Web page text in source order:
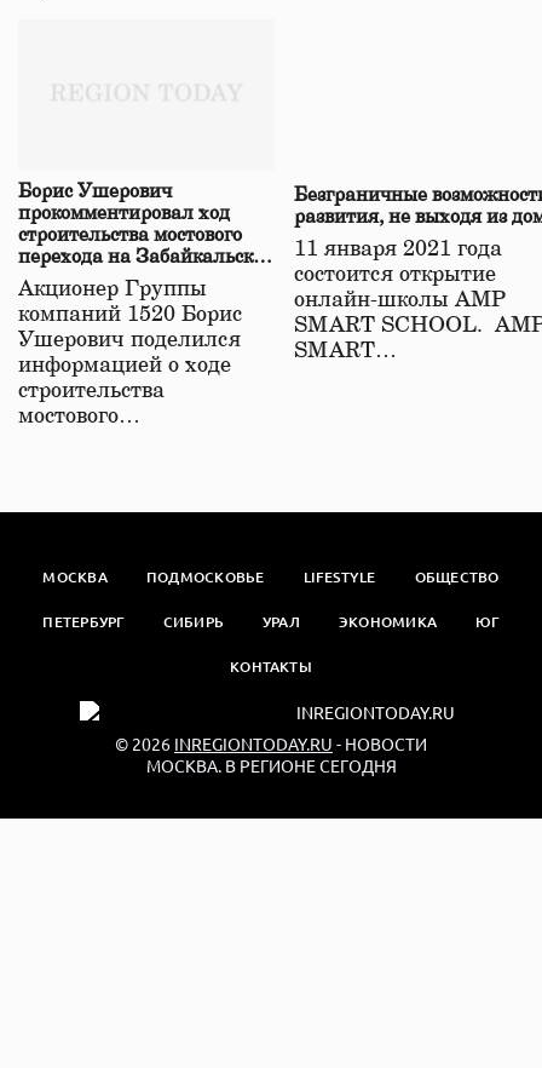
Борис Ушерович
прокомментировал ход
строительства мостового
перехода на Забайкальской
железной дороге
Акционер Группы
компаний 1520 Борис
Ушерович поделился
информацией о ходе
строительства
мостового…
Безграничные
развития, не выходя из
11 января 2021 года
состоится открытие
онлайн-школы АМР
SMART SCHOOL.
SMART…
МОСКВА ПОДМОСКОВЬЕ LIFESTYLE ОБЩЕСТВО
ПЕТЕРБУРГ СИБИРЬ УРАЛ ЭКОНОМИКА ЮГ
КОНТАКТЫ
© 2026 INREGIONTODAY.RU - НОВОСТИ
МОСКВА. В РЕГИОНЕ СЕГОДНЯ